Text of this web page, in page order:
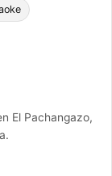
El Pachangazo,